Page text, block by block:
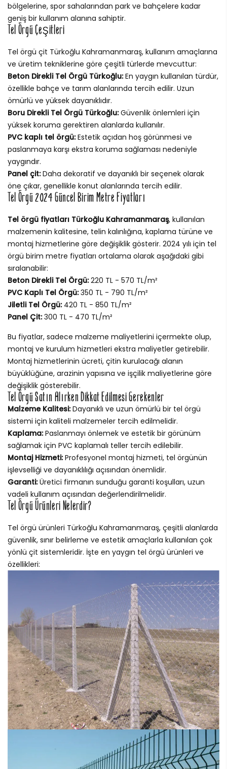
bölgelerine, spor sahalarından park ve bahçelere kadar
geniş bir kullanım alanına sahiptir.
Tel Örgü Çeşitleri
Tel örgü çit Türkoğlu Kahramanmaraş, kullanım amaçlarına
ve üretim tekniklerine göre çeşitli türlerde mevcuttur:
Beton Direkli Tel Örgü Türkoğlu:En yaygın kullanılan türdür,
özellikle bahçe ve tarım alanlarında tercih edilir. Uzun
ömürlü ve yüksek dayanıklıdır.
Boru Direkli Tel Örgü Türkoğlu:Güvenlik önlemleri için
yüksek koruma gerektiren alanlarda kullanılır.
PVC kaplı tel örgü:Estetik açıdan hoş görünmesi ve
paslanmaya karşı ekstra koruma sağlaması nedeniyle
yaygındır.
Panel çit:Daha dekoratif ve dayanıklı bir seçenek olarak
öne çıkar, genellikle konut alanlarında tercih edilir.
Tel Örgü 2024 Güncel Birim Metre Fiyatları
Tel örgü fiyatları Türkoğlu Kahramanmaraş, kullanılan
malzemenin kalitesine, telin kalınlığına, kaplama türüne ve
montaj hizmetlerine göre değişiklik gösterir. 2024 yılı için tel
örgü birim metre fiyatları ortalama olarak aşağıdaki gibi
sıralanabilir:
Beton Direkli Tel Örgü:220 TL - 570 TL/m²
PVC Kaplı Tel Örgü:350 TL - 790 TL/m²
Jiletli Tel Örgü:420 TL - 850 TL/m²
Panel Çit:300 TL - 470 TL/m²
Bu fiyatlar, sadece malzeme maliyetlerini içermekte olup,
montaj ve kurulum hizmetleri ekstra maliyetler getirebilir.
Montaj hizmetlerinin ücreti, çitin kurulacağı alanın
büyüklüğüne, arazinin yapısına ve işçilik maliyetlerine göre
değişiklik gösterebilir.
Tel Örgü Satın Alırken Dikkat Edilmesi Gerekenler
Malzeme Kalitesi:Dayanıklı ve uzun ömürlü bir tel örgü
sistemi için kaliteli malzemeler tercih edilmelidir.
Kaplama:Paslanmayı önlemek ve estetik bir görünüm
sağlamak için PVC kaplamalı teller tercih edilebilir.
Montaj Hizmeti:Profesyonel montaj hizmeti, tel örgünün
işlevselliği ve dayanıklılığı açısından önemlidir.
Garanti:Üretici firmanın sunduğu garanti koşulları, uzun
vadeli kullanım açısından değerlendirilmelidir.
Tel Örgü Ürünleri Nelerdir?
Tel örgü ürünleri Türkoğlu Kahramanmaraş, çeşitli alanlarda
güvenlik, sınır belirleme ve estetik amaçlarla kullanılan çok
yönlü çit sistemleridir. İşte en yaygın tel örgü ürünleri ve
özellikleri: